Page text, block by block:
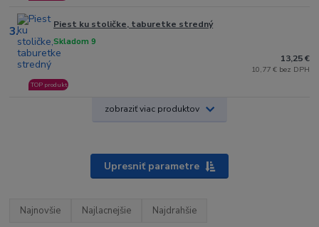
3. Piest ku stoličke, taburetke stredný
Skladom 9
TOP produkt
13,25 €
10,77 € bez DPH
zobraziť viac produktov
Upresniť parametre
Najnovšie Najlacnejšie Najdrahšie